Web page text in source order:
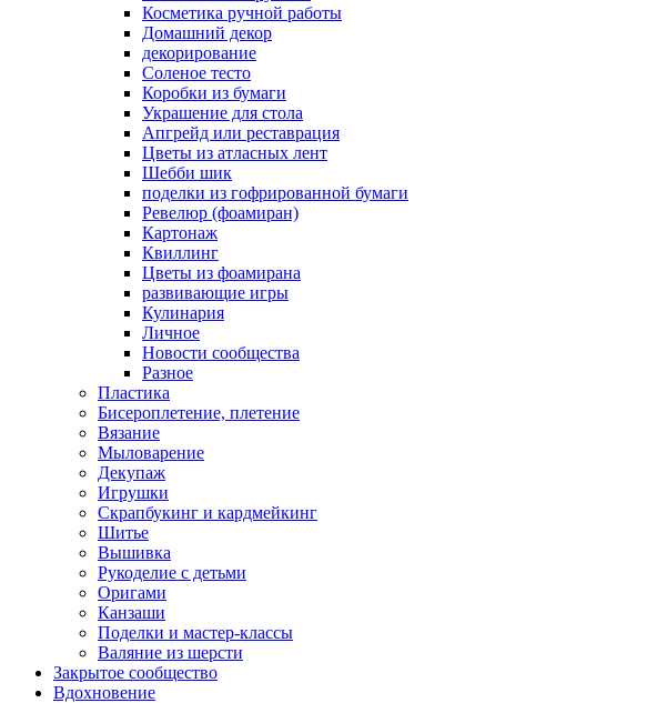
Косметика ручной работы
Домашний декор
декорирование
Соленое тесто
Коробки из бумаги
Украшение для стола
Апгрейд или реставрация
Цветы из атласных лент
Шебби шик
поделки из гофрированной бумаги
Ревелюр (фоамиран)
Картонаж
Квиллинг
Цветы из фоамирана
развивающие игры
Кулинария
Личное
Новости сообщества
Разное
Пластика
Бисероплетение, плетение
Вязание
Мыловарение
Декупаж
Игрушки
Скрапбукинг и кардмейкинг
Шитье
Вышивка
Рукоделие с детьми
Оригами
Канзаши
Поделки и мастер-классы
Валяние из шерсти
Закрытое сообщество
Вдохновение